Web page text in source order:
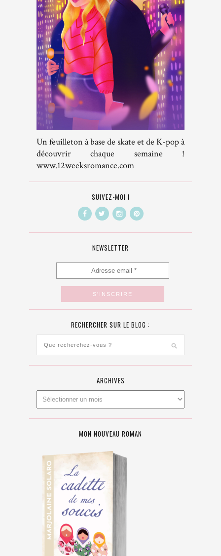
Un feuilleton à base de skate et de K-pop à
découvrir chaque semaine !
www.12weeksromance.com
SUIVEZ-MOI !
NEWSLETTER
RECHERCHER SUR LE BLOG :
ARCHIVES
MON NOUVEAU ROMAN